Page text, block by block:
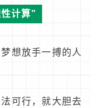
计算”
想放手一搏的人
可行，就大胆去